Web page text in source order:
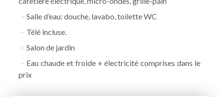
Salle d’eau: douche, lavabo, toilette WC
Télé incluse.
Salon de jardin
Eau chaude et froide + électricité comprises dans le
prix